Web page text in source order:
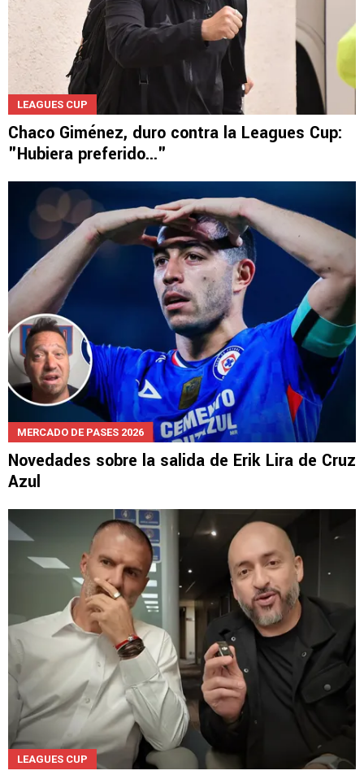
LEAGUES CUP
Chaco Giménez, duro contra la Leagues Cup:
"Hubiera preferido..."
MERCADO DE PASES 2026
Novedades sobre la salida de Erik Lira de Cruz
Azul
LEAGUES CUP